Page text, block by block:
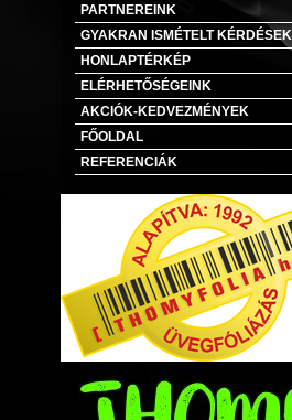
PARTNEREINK
GYAKRAN ISMÉTELT KÉRDÉSEK
HONLAPTÉRKÉP
ELÉRHETŐSÉGEINK
AKCIÓK-KEDVEZMÉNYEK
FŐOLDAL
REFERENCIÁK